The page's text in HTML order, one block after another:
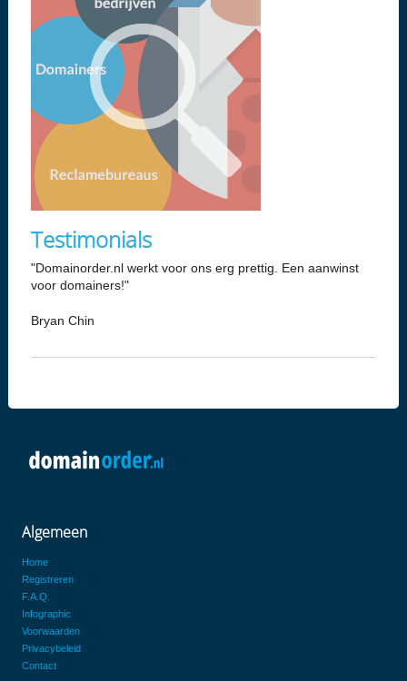
Testimonials
"Domainorder.nl werkt voor ons erg prettig. Een aanwinst
voor domainers!"
Bryan Chin
Algemeen
Home
Registreren
F.A.Q.
Infographic
Voorwaarden
Privacybeleid
Contact